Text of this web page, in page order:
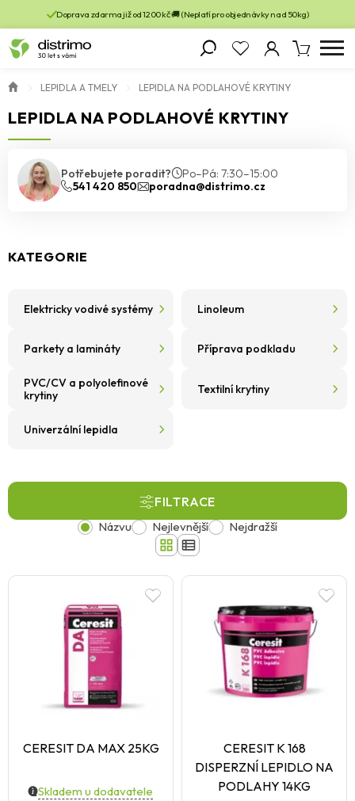
Doprava zdarma již od 1200 kč 🚚 (Neplatí pro objednávky nad 50kg)
LEPIDLA A TMELY LEPIDLA NA PODLAHOVÉ KRYTINY
LEPIDLA NA PODLAHOVÉ KRYTINY
Potřebujete poradit?
Po–Pá: 7:30–15:00
541 420 850
poradna@distrimo.cz
KATEGORIE
Elektricky vodivé systémy Linoleum
Parkety a lamináty Příprava podkladu
PVC/CV a polyolefinové
krytiny
Textilní krytiny
Univerzální lepidla
FILTRACE
Názvu Nejlevnější Nejdražší
CERESIT DA MAX 25KG
Skladem u dodavatele
CERESIT K 168
DISPERZNÍ LEPIDLO NA
PODLAHY 14KG